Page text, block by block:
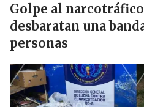
Golpe al narcotráfico
desbaratan una
personas